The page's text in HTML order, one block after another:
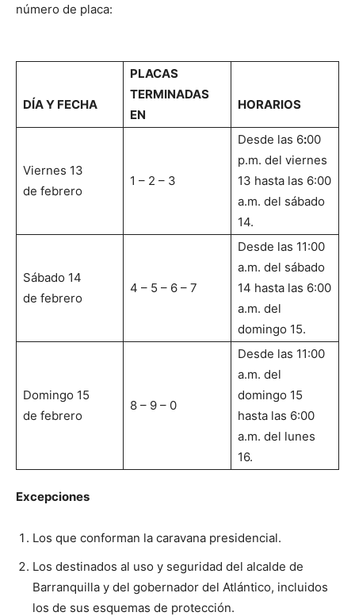
número de placa:
DÍA Y FECHA
PLACAS
TERMINADAS
EN
HORARIOS
Viernes 13
de febrero
1 – 2 – 3
Desde las 6:00
p.m. del viernes
13 hasta las 6:00
a.m. del sábado
14.
Sábado 14
de febrero
4 – 5 – 6 – 7
Desde las 11:00
a.m. del sábado
14 hasta las 6:00
a.m. del
domingo 15.
Domingo 15
de febrero
8 – 9 – 0
Desde las 11:00
a.m. del
domingo 15
hasta las 6:00
a.m. del lunes
16.
Excepciones
Los que conforman la caravana presidencial.
Los destinados al uso y seguridad del alcalde de
Barranquilla y del gobernador del Atlántico, incluidos
los de sus esquemas de protección.